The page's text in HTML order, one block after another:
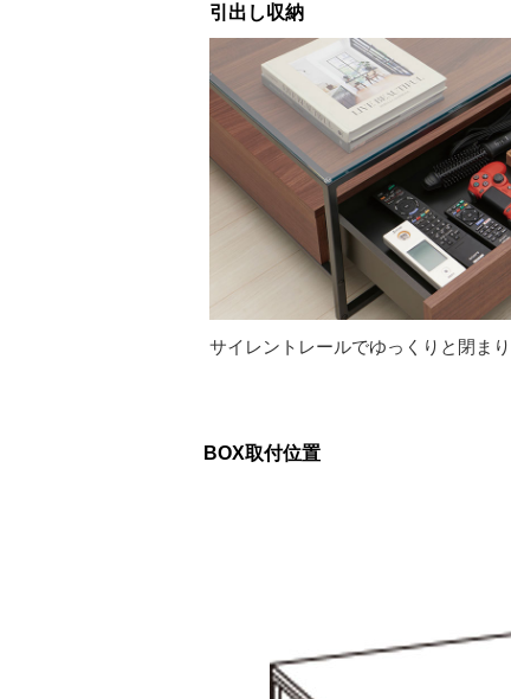
引出し収納
サイレントレールでゆっくりと閉まり
BOX取付位置